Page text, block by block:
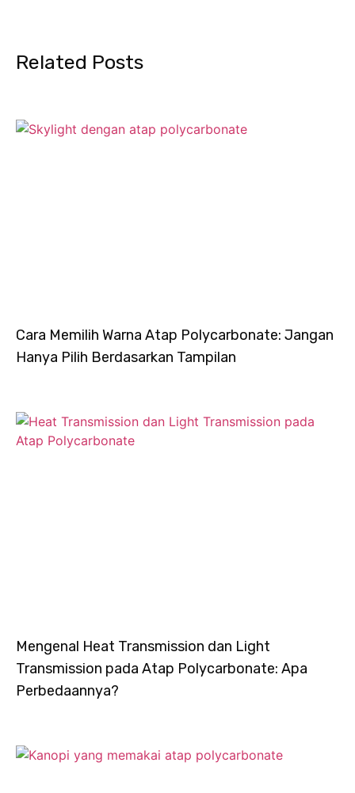
Related Posts
Cara Memilih Warna Atap Polycarbonate: Jangan
Hanya Pilih Berdasarkan Tampilan
Mengenal Heat Transmission dan Light
Transmission pada Atap Polycarbonate: Apa
Perbedaannya?